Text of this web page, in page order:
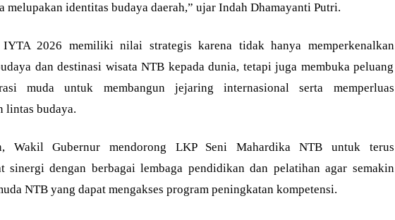
melupakan identitas budaya daerah,” ujar Indah Dhamayanti Putri.
2026 memiliki nilai strategis karena tidak hanya memperkenalkan
dan destinasi wisata NTB kepada dunia, tetapi juga membuka peluang
muda untuk membangun jejaring internasional serta memperluas
lintas budaya.
Wakil Gubernur mendorong LKP Seni Mahardika NTB untuk terus
sinergi dengan berbagai lembaga pendidikan dan pelatihan agar semakin
NTB yang dapat mengakses program peningkatan kompetensi.